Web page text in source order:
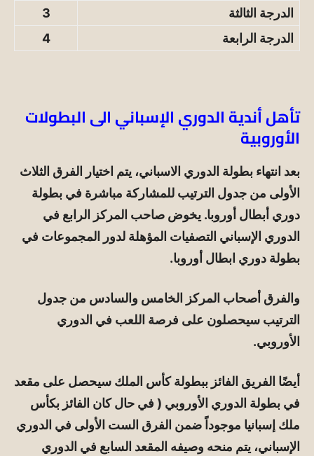
الدرجة الثالثة
3
الدرجة الرابعة
4
تأهل أندية الدوري الإسباني الى البطولات
الأوروبية
بعد انتهاء بطولة الدوري الاسباني، يتم اختيار الفرق الثلاث
الأولى من جدول الترتيب للمشاركة مباشرة في بطولة
دوري أبطال أوروبا. يخوض صاحب المركز الرابع في
الدوري الإسباني التصفيات المؤهلة لدور المجموعات في
بطولة دوري ابطال أوروبا.
والفرق أصحاب المركز الخامس والسادس من جدول
الترتيب سيحصلون على فرصة اللعب في الدوري
الأوروبي.
أيضًا الفريق الفائز ببطولة كأس الملك سيحصل على مقعد
في بطولة الدوري الأوروبي ( في حال كان الفائز بكأس
ملك إسبانيا موجوداً ضمن الفرق الست الأولى في الدوري
الإسباني، يتم منحه وصيفه المقعد السابع في الدوري